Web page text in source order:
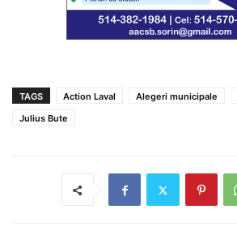
TAGS Action Laval Alegeri municipale
Julius Bute